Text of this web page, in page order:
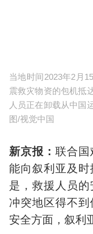
当地时间2023年2月
震救灾物资的包机抵
人员正在卸载从中国
图/视觉中国
新京报： 联合国
能向叙利亚及时
是，救援人员
冲突地区得不
安全方面，叙利